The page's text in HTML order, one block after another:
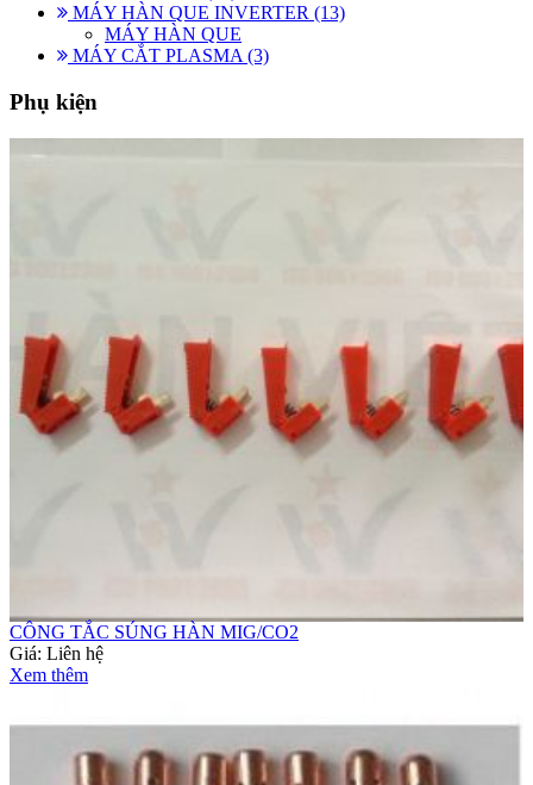
MÁY HÀN QUE INVERTER (13)
MÁY HÀN QUE
MÁY CẮT PLASMA (3)
Phụ kiện
CÔNG TẮC SÚNG HÀN MIG/CO2
Giá: Liên hệ
Xem thêm